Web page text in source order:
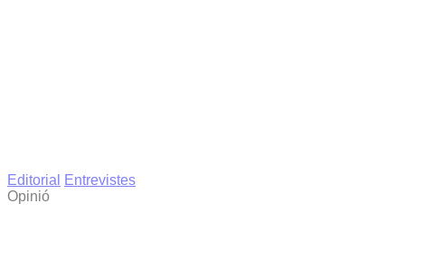
Editorial
Entrevistes
Opinió